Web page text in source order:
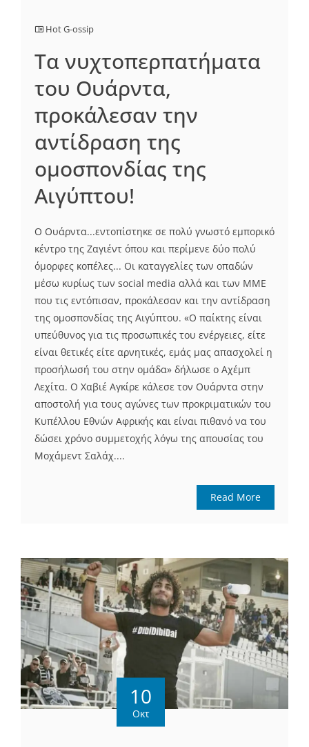
Hot G-ossip
Τα νυχτοπερπατήματα
του Ουάρντα,
προκάλεσαν την
αντίδραση της
ομοσπονδίας της
Αιγύπτου!
O Oυάρντα...εντοπίστηκε σε πολύ γνωστό εμπορικό
κέντρο της Ζαγιέντ όπου και περίμενε δύο πολύ
όμορφες κοπέλες... Οι καταγγελίες των οπαδών
μέσω κυρίως των social media αλλά και των ΜΜΕ
που τις εντόπισαν, προκάλεσαν και την αντίδραση
της ομοσπονδίας της Αιγύπτου. «Ο παίκτης είναι
υπεύθυνος για τις προσωπικές του ενέργειες, είτε
είναι θετικές είτε αρνητικές, εμάς μας απασχολεί η
προσήλωσή του στην ομάδα» δήλωσε ο Αχέμπ
Λεχίτα. Ο Χαβιέ Αγκίρε κάλεσε τον Ουάρντα στην
αποστολή για τους αγώνες των προκριματικών του
Κυπέλλου Εθνών Αφρικής και είναι πιθανό να του
δώσει χρόνο συμμετοχής λόγω της απουσίας του
Μοχάμεντ Σαλάχ....
Read More
10
Οκτ